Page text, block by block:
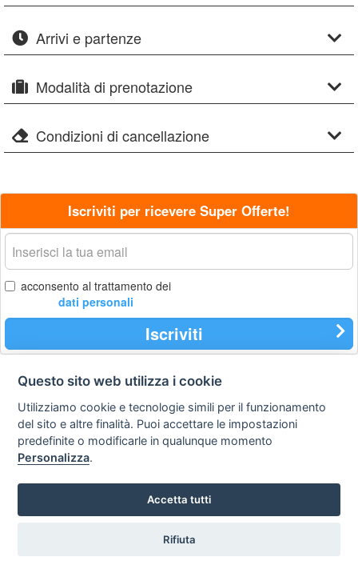
Arrivi e partenze
Modalità di prenotazione
Condizioni di cancellazione
Iscriviti per ricevere Super Offerte!
La
tua
email
acconsento al trattamento dei
dati personali
Iscriviti
Contatti
Privacy
policy
legale
Preferenze cookie
STA Sunny Travel Agency
via A. Costa n° 2 - 63822 P. S. Giorgio (FM)
Questo sito web utilizza i cookie
Utilizziamo cookie e tecnologie simili per il funzionamento
del sito e altre finalità. Puoi accettare le impostazioni
predefinite o modificarle in qualunque momento
Personalizza.
Accetta tutti
Rifiuta